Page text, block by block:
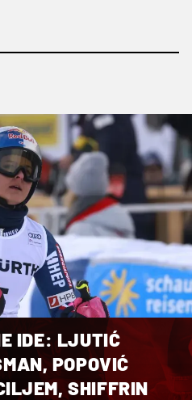
IDE: LJUTIĆ
POPOVIĆ
SHIFFRIN